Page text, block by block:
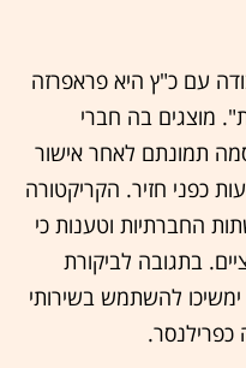
עם כ"ץ היא פראפרזה
מוצגים בה חברי
תמונתם לאחר אישור
כפני חזיר. הקריקטורה
החברתיות וטענות כי
בתגובה לביקורת
להשתמש בשירותי